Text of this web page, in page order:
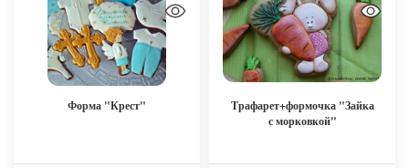
Форма "Крест"
Трафарет+формочка "Зайка
с морковкой"